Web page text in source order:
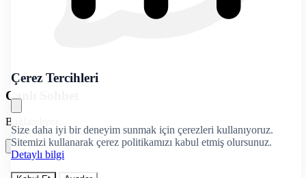
Çerez Tercihleri
Size daha iyi bir deneyim sunmak için çerezleri kullanıyoruz.
Sitemizi kullanarak çerez politikamızı kabul etmiş olursunuz.
Detaylı bilgi
Canlı Sohbet
Bağlanılıyor...